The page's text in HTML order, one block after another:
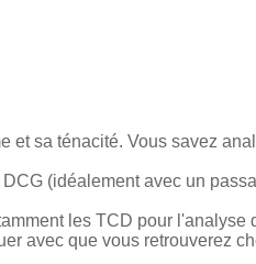
et sa ténacité. Vous savez
(idéalement avec un
les TCD pour l'analyse
avec que vous retrouverez